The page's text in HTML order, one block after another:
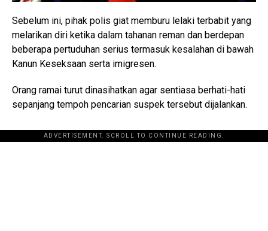
Sebelum ini, pihak polis giat memburu lelaki terbabit yang
melarikan diri ketika dalam tahanan reman dan berdepan
beberapa pertuduhan serius termasuk kesalahan di bawah
Kanun Keseksaan serta imigresen.
Orang ramai turut dinasihatkan agar sentiasa berhati-hati
sepanjang tempoh pencarian suspek tersebut dijalankan.
ADVERTISEMENT. SCROLL TO CONTINUE READING.